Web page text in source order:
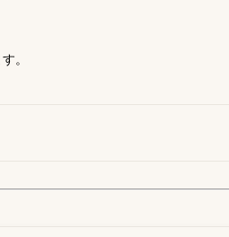
。